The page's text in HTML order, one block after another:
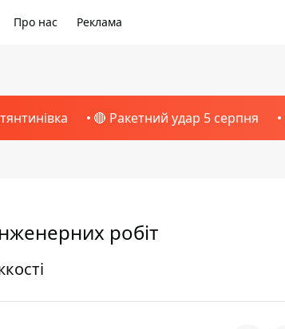
Про нас Реклама
🔴 Ракетний удар 5 серпня
робіт